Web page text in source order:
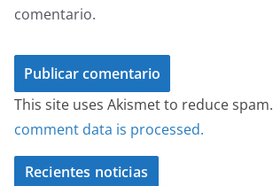
comentario.
This site uses Akismet to reduce spam.
comment data is processed.
Recientes noticias